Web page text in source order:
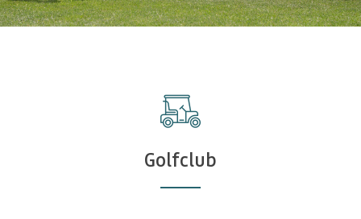
Golfclub